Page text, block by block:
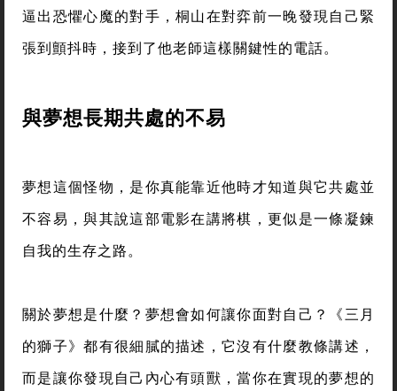
逼出恐懼心魔的對手，桐山在對弈前一晚發現自己緊
張到顫抖時，接到了他老師這樣關鍵性的電話。
與夢想長期共處的不易
夢想這個怪物，是你真能靠近他時才知道與它共處並
不容易，與其說這部電影在講將棋，更似是一條凝鍊
自我的生存之路。
關於夢想是什麼？夢想會如何讓你面對自己？《三月
的獅子》都有很細膩的描述，它沒有什麼教條講述，
而是讓你發現自己內心有頭獸，當你在實現的夢想的